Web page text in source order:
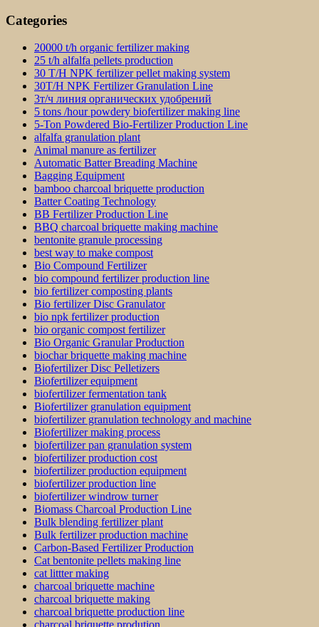
Categories
20000 t/h organic fertilizer making
25 t/h alfalfa pellets production
30 T/H NPK fertilizer pellet making system
30T/H NPK Fertilizer Granulation Line
3т/ч линия органических удобрений
5 tons /hour powdery biofertilizer making line
5-Ton Powdered Bio-Fertilizer Production Line
alfalfa granulation plant
Animal manure as fertilizer
Automatic Batter Breading Machine
Bagging Equipment
bamboo charcoal briquette production
Batter Coating Technology
BB Fertilizer Production Line
BBQ charcoal briquette making machine
bentonite granule processing
best way to make compost
Bio Compound Fertilizer
bio compound fertilizer production line
bio fertilizer composting plants
Bio fertilizer Disc Granulator
bio npk fertilizer production
bio organic compost fertilizer
Bio Organic Granular Production
biochar briquette making machine
Biofertilizer Disc Pelletizers
Biofertilizer equipment
biofertilizer fermentation tank
Biofertilizer granulation equipment
biofertilizer granulation technology and machine
Biofertilizer making process
biofertilizer pan granulation system
biofertilizer production cost
biofertilizer production equipment
biofertilizer production line
biofertilizer windrow turner
Biomass Charcoal Production Line
Bulk blending fertilizer plant
Bulk fertilizer production machine
Carbon-Based Fertilizer Production
Cat bentonite pellets making line
cat littter making
charcoal briquette machine
charcoal briquette making
charcoal briquette production line